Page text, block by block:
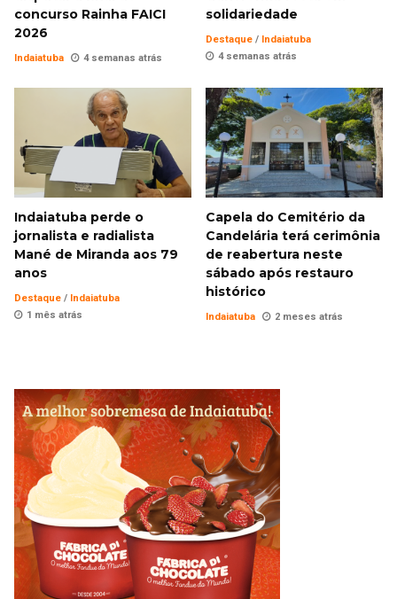
concurso Rainha FAICI
2026
Indaiatuba 4 semanas atrás
solidariedade
Destaque / Indaiatuba
4 semanas atrás
Indaiatuba perde o
jornalista e radialista
Mané de Miranda aos 79
anos
Destaque / Indaiatuba
1 mês atrás
Capela do Cemitério da
Candelária terá cerimônia
de reabertura neste
sábado após restauro
histórico
Indaiatuba 2 meses atrás